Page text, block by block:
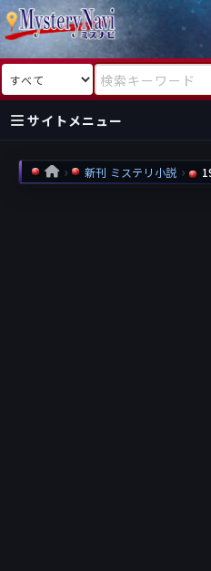
検索対象 検索キーワード
サイトメニュー
国内
作家
海外
作家
HOME 新刊 ミステリ小説